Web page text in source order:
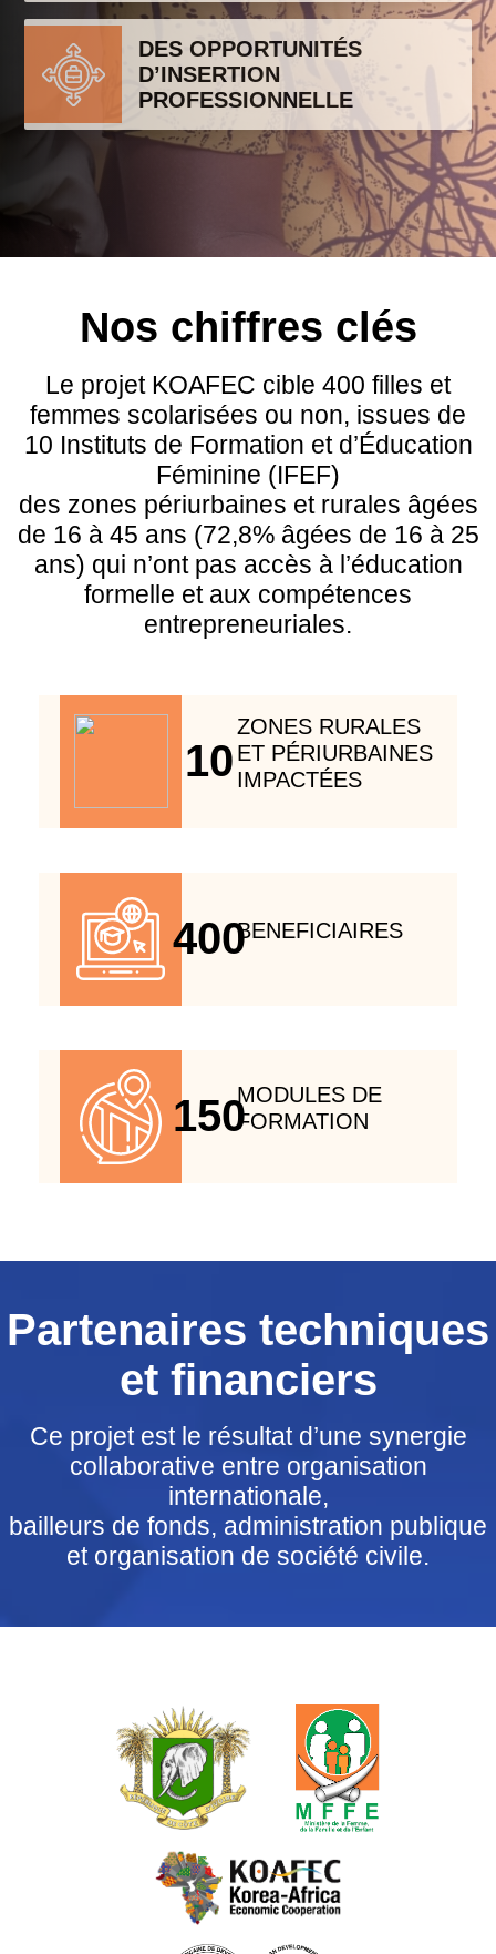
DES OPPORTUNITÉS
D’INSERTION
PROFESSIONNELLE
Nos chiffres clés
Le projet KOAFEC cible 400 filles et
femmes scolarisées ou non, issues de
10 Instituts de Formation et d’Éducation
Féminine (IFEF)
des zones périurbaines et rurales âgées
de 16 à 45 ans (72,8% âgées de 16 à 25
ans) qui n’ont pas accès à l’éducation
formelle et aux compétences
entrepreneuriales.
10
ZONES RURALES
ET PÉRIURBAINES
IMPACTÉES
400BENEFICIAIRES
150MODULES DE
FORMATION
Partenaires techniques
et financiers
Ce projet est le résultat d’une synergie
collaborative entre organisation
internationale,
bailleurs de fonds, administration publique
et organisation de société civile.